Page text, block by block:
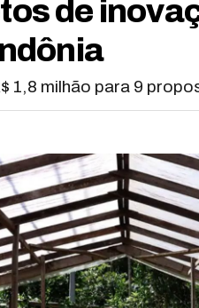
de
1,8 milhão para 9